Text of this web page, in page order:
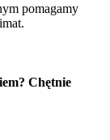
pomagamy
Chętnie